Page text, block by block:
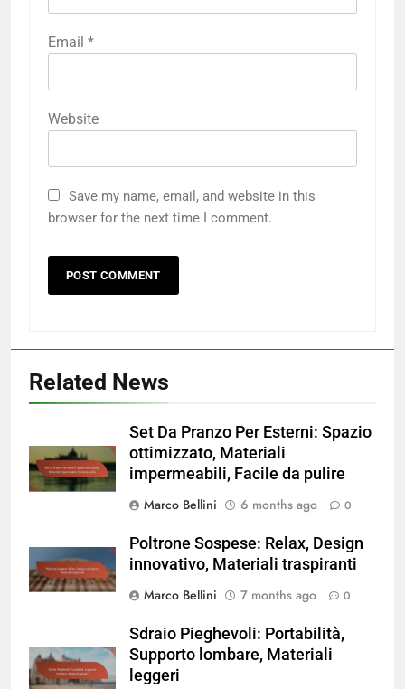
Email *
Website
Save my name, email, and website in this
browser for the next time I comment.
Related News
Set Da Pranzo Per Esterni: Spazio
ottimizzato, Materiali
impermeabili, Facile da pulire
Marco Bellini
6 months ago 0
Poltrone Sospese: Relax, Design
innovativo, Materiali traspiranti
Marco Bellini
7 months ago 0
Sdraio Pieghevoli: Portabilità,
Supporto lombare, Materiali
leggeri